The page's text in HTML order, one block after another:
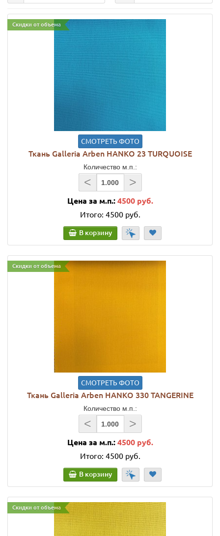
Скидки от объема
СМОТРЕТЬ ФОТО
Ткань Galleria Arben HANKO 23 TURQUOISE
Количество м.п.:
< >
Цена за м.п.: 4500 руб.
Итого: 4500 руб.
В корзину
Скидки от объема
СМОТРЕТЬ ФОТО
Ткань Galleria Arben HANKO 330 TANGERINE
Количество м.п.:
< >
Цена за м.п.: 4500 руб.
Итого: 4500 руб.
В корзину
Скидки от объема